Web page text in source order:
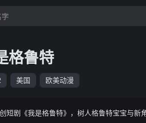
格鲁特
美国 欧美动漫
短剧《我是格鲁特》，树人格鲁特宝宝与新